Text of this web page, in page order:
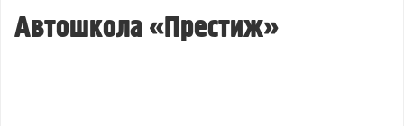
Автошкола «Престиж»